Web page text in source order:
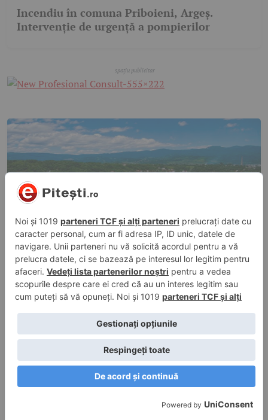
Incendiu în comuna Priboieni, Argeș.
Intervenție de urgență a pompierilor
3 aug. 2026, 17:35 în Evenimente
Fosta Uzină Electrică din Câmpulung o să fie
demolată pe 4 august